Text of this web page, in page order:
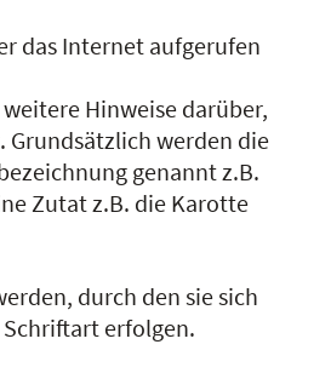
das Internet aufgerufen
Hinweise darüber,
Grundsätzlich werden die
genannt z.B.
Zutat z.B. die Karotte
durch den sie sich
Schriftart erfolgen.